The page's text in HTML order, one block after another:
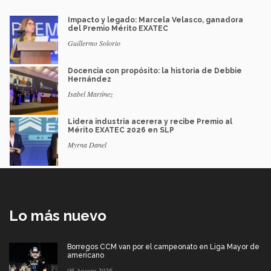
Impacto y legado: Marcela Velasco, ganadora
del Premio Mérito EXATEC
Guillermo Solorio
Docencia con propósito: la historia de Debbie
Hernández
Isabel Martínez
Lidera industria acerera y recibe Premio al
Mérito EXATEC 2026 en SLP
Myrna Danel
Lo más nuevo
Borregos CCM van por el campeonato en Liga Mayor de
americano